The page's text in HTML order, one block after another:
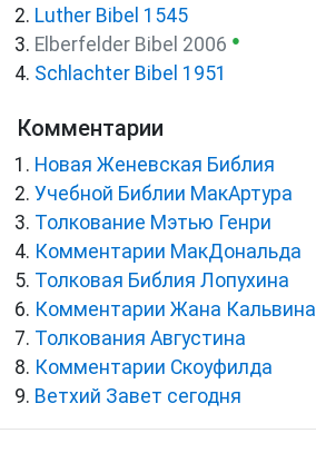
Luther Bibel 1545
Elberfelder Bibel 2006 ●
Schlachter Bibel 1951
Комментарии
Новая Женевская Библия
Учебной Библии МакАртура
Толкование Мэтью Генри
Комментарии МакДональда
Толковая Библия Лопухина
Комментарии Жана Кальвина
Толкования Августина
Комментарии Скоуфилда
Ветхий Завет сегодня